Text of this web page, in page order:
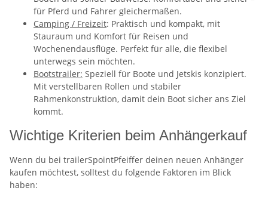
für Pferd und Fahrer gleichermaßen.
Camping / Freizeit: Praktisch und kompakt, mit
Stauraum und Komfort für Reisen und
Wochenendausflüge. Perfekt für alle, die flexibel
unterwegs sein möchten.
Bootstrailer: Speziell für Boote und Jetskis konzipiert.
Mit verstellbaren Rollen und stabiler
Rahmenkonstruktion, damit dein Boot sicher ans Ziel
kommt.
Wichtige Kriterien beim Anhängerkauf
Wenn du bei trailerSpointPfeiffer deinen neuen Anhänger
kaufen möchtest, solltest du folgende Faktoren im Blick
haben: